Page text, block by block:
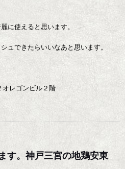
に使えると思います。
ュできたらいいなあと思います。
レゴンビル２階
す。神戸三宮の地鶏安東